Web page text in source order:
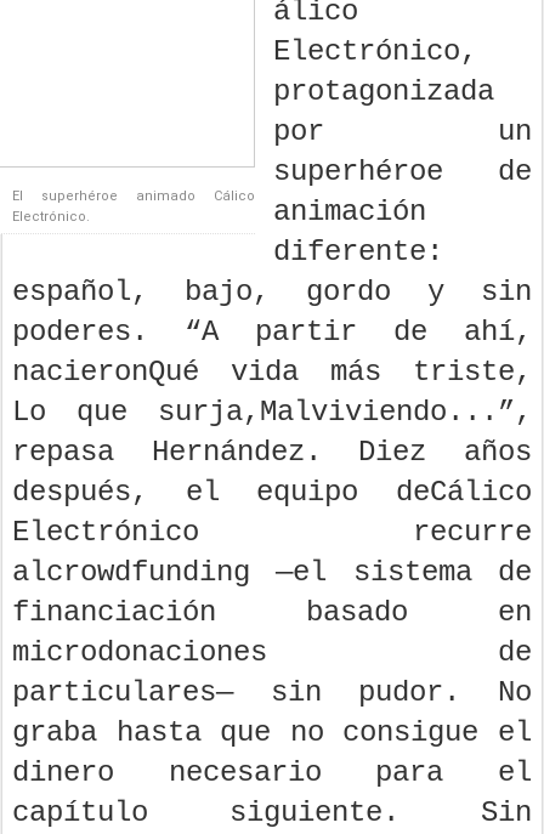
El superhéroe animado Cálico
Electrónico.
álico
Electrónico,
protagonizada
por un
superhéroe de
animación
diferente:
español, bajo, gordo y sin
poderes. “A partir de ahí,
nacieronQué vida más triste,
Lo que surja,Malviviendo...”,
repasa Hernández. Diez años
después, el equipo deCálico
Electrónico recurre
alcrowdfunding —el sistema de
financiación basado en
microdonaciones de
particulares— sin pudor. No
graba hasta que no consigue el
dinero necesario para el
capítulo siguiente. Sin